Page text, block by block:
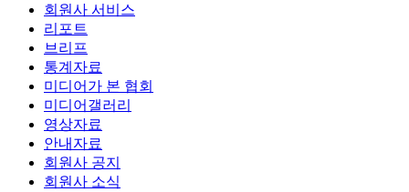
회원사 서비스
리포트
브리프
통계자료
미디어가 본 협회
미디어갤러리
영상자료
안내자료
회원사 공지
회원사 소식